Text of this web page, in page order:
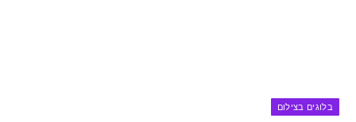
בלוגים בצילום